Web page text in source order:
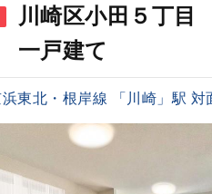
川崎区小田５丁
一戸建て
浜東北・根岸線 「川崎」駅